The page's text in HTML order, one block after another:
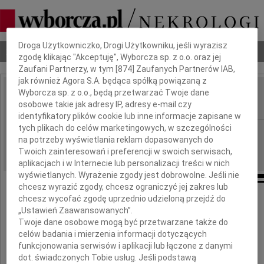
Nekrologi Odeszli Poradnik pogrzebowy
IMIĘ I NAZWISKO: Adam Wolwender
REGION: Katowice
DATA EMISJI: 08.12.2023
Z głębokim żalem zawiadamiamy
że dnia 3 grudnia 2023 roku w wieku 91 lat
odszedł Ukochany Tato i Dziadek
Dbamy o Twoją prywatność
Droga Użytkowniczko, Drogi Użytkowniku, jeśli wyrazisz
zgodę klikając "Akceptuję", Wyborcza sp. z o.o. oraz jej
Zaufani Partnerzy, w tym [874 ] Zaufanych Partnerów IAB,
jak również Agora S.A. będąca spółką powiązaną z
Wyborcza sp. z o.o., będą przetwarzać Twoje dane
osobowe takie jak adresy IP, adresy e-mail czy
identyfikatory plików cookie lub inne informacje zapisane w
tych plikach do celów marketingowych, w szczególności
na potrzeby wyświetlania reklam dopasowanych do
Twoich zainteresowań i preferencji w swoich serwisach,
aplikacjach i w Internecie lub personalizacji treści w nich
wyświetlanych. Wyrażenie zgody jest dobrowolne. Jeśli nie
chcesz wyrazić zgody, chcesz ograniczyć jej zakres lub
chcesz wycofać zgodę uprzednio udzieloną przejdź do
„Ustawień Zaawansowanych”.
Twoje dane osobowe mogą być przetwarzane także do
celów badania i mierzenia informacji dotyczących
funkcjonowania serwisów i aplikacji lub łączone z danymi
dot. świadczonych Tobie usług. Jeśli podstawą